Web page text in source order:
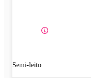
Semi-leito